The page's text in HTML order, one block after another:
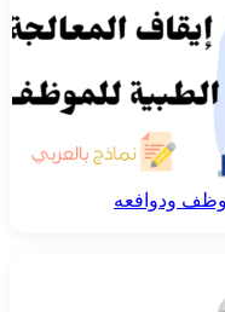
ودوافعه